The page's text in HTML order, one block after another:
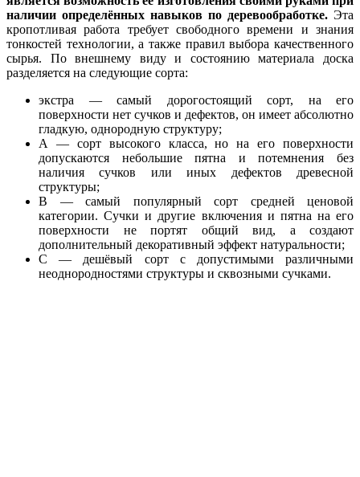
наличии определённых навыков по деревообработке. Эта
кропотливая работа требует свободного времени и знания
тонкостей технологии, а также правил выбора качественного
сырья. По внешнему виду и состоянию материала доска
разделяется на следующие сорта:
экстра — самый дорогостоящий сорт, на его
поверхности нет сучков и дефектов, он имеет абсолютно
гладкую, однородную структуру;
А — сорт высокого класса, но на его поверхности
допускаются небольшие пятна и потемнения без
наличия сучков или иных дефектов древесной
структуры;
В — самый популярный сорт средней ценовой
категории. Сучки и другие включения и пятна на его
поверхности не портят общий вид, а создают
дополнительный декоративный эффект натуральности;
С — дешёвый сорт с допустимыми различными
неоднородностями структуры и сквозными сучками.